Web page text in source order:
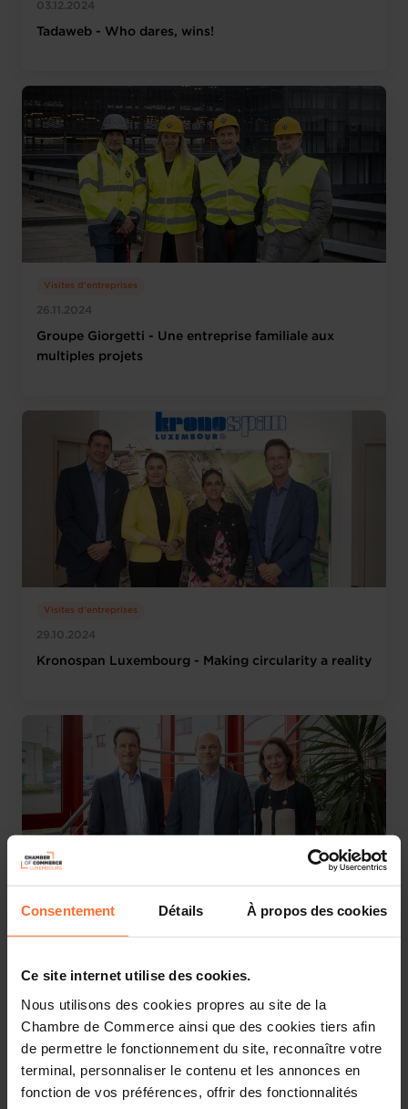
Consentement Détails À propos des cookies
Ce site internet utilise des cookies.
Nous utilisons des cookies propres au site de la
Chambre de Commerce ainsi que des cookies tiers afin
de permettre le fonctionnement du site, reconnaître votre
terminal, personnaliser le contenu et les annonces en
fonction de vos préférences, offrir des fonctionnalités
03.12.2024
Tadaweb - Who dares, wins!
26.11.2024
Visites d'entreprises
Groupe Giorgetti - Une entreprise familiale aux
multiples projets
29.10.2024
Visites d'entreprises
Kronospan Luxembourg - Making circularity a reality
28.10.2024
Visites d'entreprises